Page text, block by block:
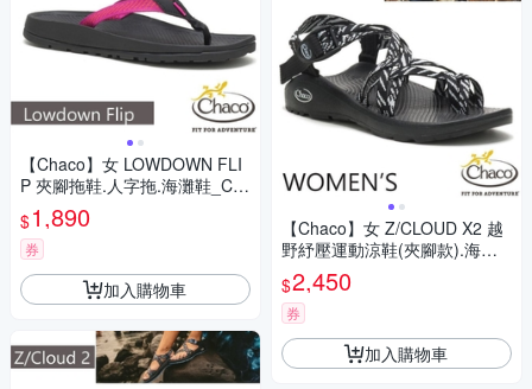
【Chaco】女 LOWDOWN FLI
P 夾腳拖鞋.人字拖.海灘鞋_CH-
LFW01-HI10 紫線恆美
$1,890
券
加入購物車
【Chaco】女 Z/CLOUD X2 越
野紓壓運動涼鞋(夾腳款).海灘
鞋_CH-ZLW04-HI17 威利黑白
$2,450
券
加入購物車